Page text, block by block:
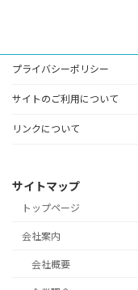
プライバシーポリシー
サイトのご利用について
リンクについて
サイトマップ
トップページ
会社案内
会社概要